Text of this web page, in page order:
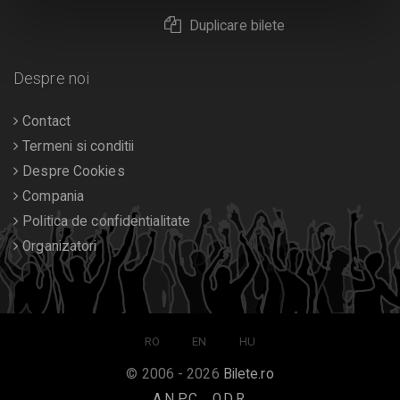
Duplicare bilete
Despre noi
Contact
Termeni si conditii
Despre Cookies
Compania
Politica de confidentialitate
Organizatori
RO EN HU
© 2006 - 2026 Bilete.ro